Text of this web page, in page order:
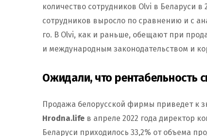
количество сотрудников Olvi в Беларуси в
сотрудников выросло по сравнению и с
го. В Olvi, как и раньше, обещают при
и международным законодательством и
Ожидали, что рентабельность
Продажа белорусской фирмы приведет к
Hrodna.life в апреле 2022 года директор
Беларуси приходилось 33,2% от объема